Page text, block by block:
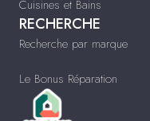
Cuisines et Bains
RECHERCHE
Recherche par marque
Le Bonus Réparation